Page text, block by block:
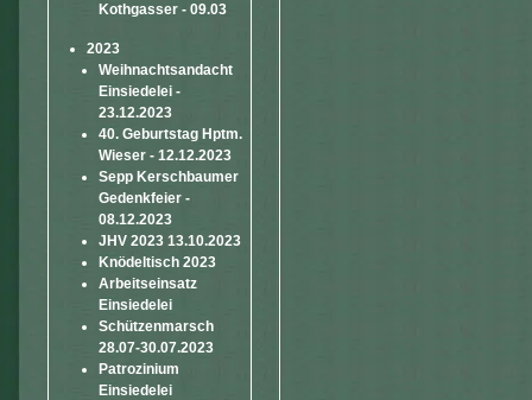
Kothgasser - 09.03
2023
Weihnachtsandacht
Einsiedelei -
23.12.2023
40. Geburtstag Hptm.
Wieser - 12.12.2023
Sepp Kerschbaumer
Gedenkfeier -
08.12.2023
JHV 2023 13.10.2023
Knödeltisch 2023
Arbeitseinsatz
Einsiedelei
Schützenmarsch
28.07-30.07.2023
Patrozinium
Einsiedelei